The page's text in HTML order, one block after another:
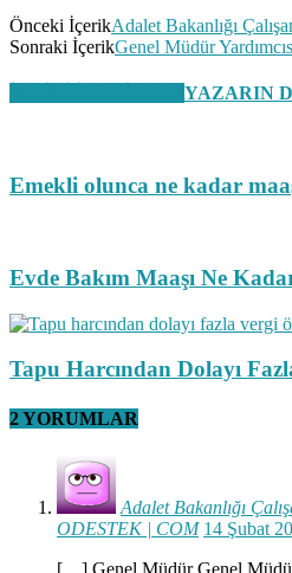
Önceki İçerikAdalet Bakanlığı
Sonraki İçerikGenel Müdür
YAZARIN
Emekli olunca ne kadar
Evde Bakım Maaşı Ne
Tapu Harcından Dolayı
2 YORUMLAR
Adalet Bakanlığı
ODESTEK | COM 14 Şubat
[…] Genel Müdür Genel Müdür